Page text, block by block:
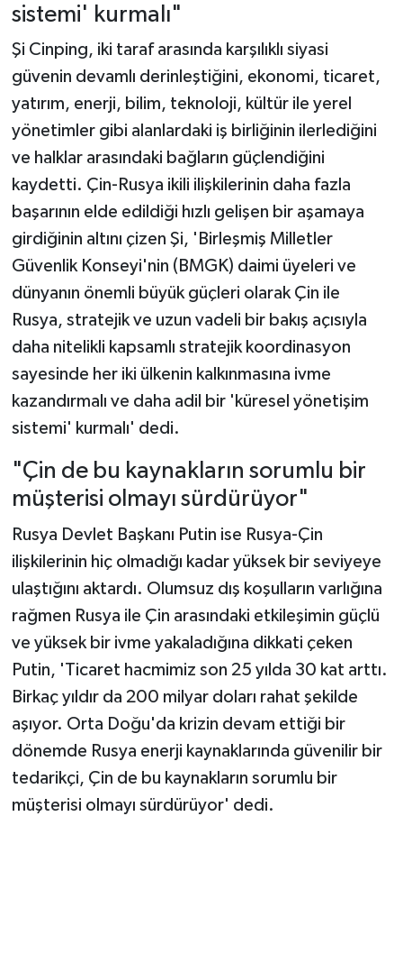
sistemi' kurmalı"
Şi Cinping, iki taraf arasında karşılıklı siyasi
güvenin devamlı derinleştiğini, ekonomi, ticaret,
yatırım, enerji, bilim, teknoloji, kültür ile yerel
yönetimler gibi alanlardaki iş birliğinin ilerlediğini
ve halklar arasındaki bağların güçlendiğini
kaydetti. Çin-Rusya ikili ilişkilerinin daha fazla
başarının elde edildiği hızlı gelişen bir aşamaya
girdiğinin altını çizen Şi, 'Birleşmiş Milletler
Güvenlik Konseyi'nin (BMGK) daimi üyeleri ve
dünyanın önemli büyük güçleri olarak Çin ile
Rusya, stratejik ve uzun vadeli bir bakış açısıyla
daha nitelikli kapsamlı stratejik koordinasyon
sayesinde her iki ülkenin kalkınmasına ivme
kazandırmalı ve daha adil bir 'küresel yönetişim
sistemi' kurmalı' dedi.
"Çin de bu kaynakların sorumlu bir
müşterisi olmayı sürdürüyor"
Rusya Devlet Başkanı Putin ise Rusya-Çin
ilişkilerinin hiç olmadığı kadar yüksek bir seviyeye
ulaştığını aktardı. Olumsuz dış koşulların varlığına
rağmen Rusya ile Çin arasındaki etkileşimin güçlü
ve yüksek bir ivme yakaladığına dikkati çeken
Putin, 'Ticaret hacmimiz son 25 yılda 30 kat arttı.
Birkaç yıldır da 200 milyar doları rahat şekilde
aşıyor. Orta Doğu'da krizin devam ettiği bir
dönemde Rusya enerji kaynaklarında güvenilir bir
tedarikçi, Çin de bu kaynakların sorumlu bir
müşterisi olmayı sürdürüyor' dedi.